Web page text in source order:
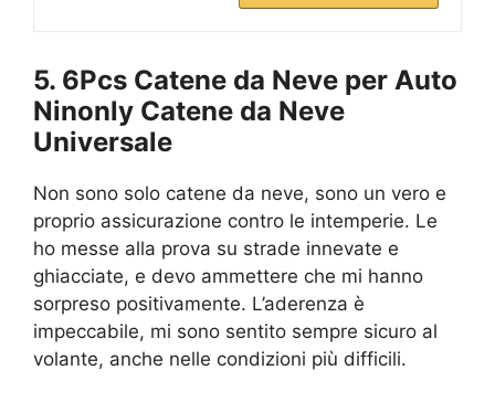
5. 6Pcs Catene da Neve per Auto
Ninonly Catene da Neve
Universale
Non sono solo catene da neve, sono un vero e
proprio assicurazione contro le intemperie. Le
ho messe alla prova su strade innevate e
ghiacciate, e devo ammettere che mi hanno
sorpreso positivamente. L’aderenza è
impeccabile, mi sono sentito sempre sicuro al
volante, anche nelle condizioni più difficili.